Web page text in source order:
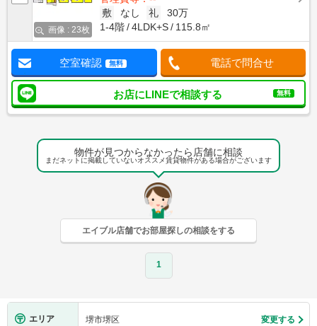
画像 : 23枚
敷
なし 礼
30万
1-4階
4LDK+S 115.8㎡
空室確認 無料 電話で問合せ
お店にLINEで相談する 無料
物件が見つからなかったら店舗に相談
まだネットに掲載していないオススメ賃貸物件がある場合がございます
エイブル店舗でお部屋探しの相談をする
1
エリア 堺市堺区 変更する